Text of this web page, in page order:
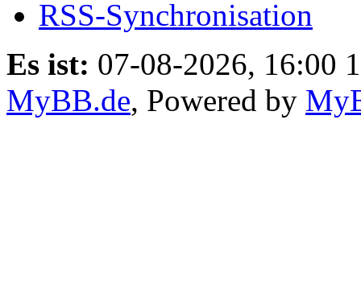
RSS-Synchronisation
Es ist: 07-08-2026, 16:00
MyBB.de, Powered by